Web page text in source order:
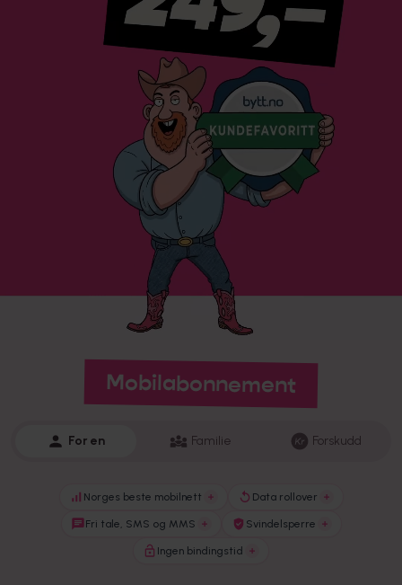
Mobilabonnement
For en Familie Forskudd
Norges beste mobilnett Data rollover
Fri tale, SMS og MMS Svindelsperre
Ingen bindingstid